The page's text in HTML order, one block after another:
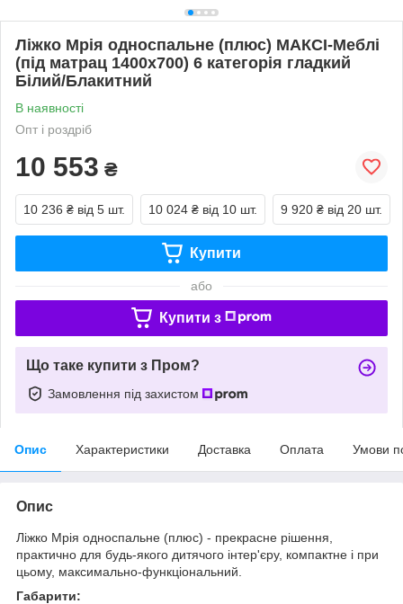
Ліжко Мрія односпальне (плюс) МАКСІ-Меблі
(під матрац 1400х700) 6 категорія гладкий
Білий/Блакитний
В наявності
Опт і роздріб
10 553 ₴
10 236 ₴ від 5 шт. 10 024 ₴ від 10 шт. 9 920 ₴ від 20 шт.
Купити
або
Купити з
Що таке купити з Пром?
Замовлення під захистом
Опис Характеристики Доставка Оплата Умови
Опис
Ліжко Мрія односпальне (плюс) - прекрасне рішення,
практично для будь-якого дитячого інтер'єру, компактне і при
цьому, максимально-функціональний.
Габарити: